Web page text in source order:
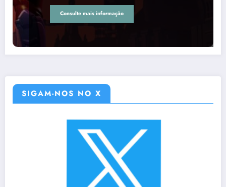
Consulte mais informação
SIGAM-NOS NO X